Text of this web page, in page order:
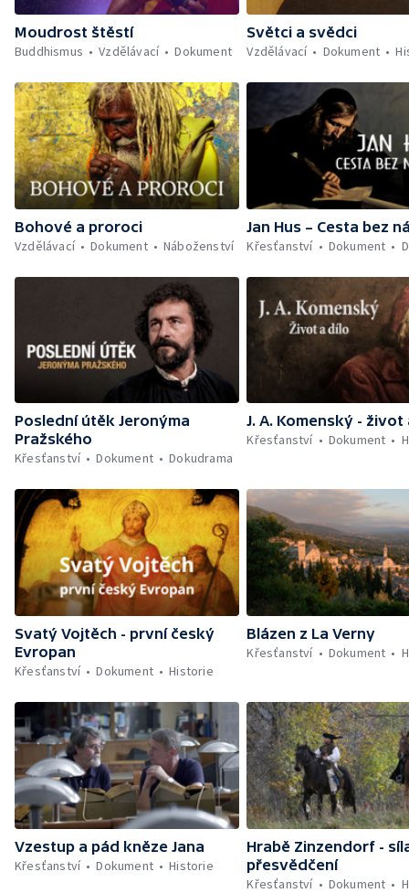
Moudrost štěstí
Buddhismus
Vzdělávací Dokument
Světci a svědci
Vzdělávací
Dokument
Bohové a proroci
Vzdělávací
Dokument Náboženství
Jan Hus – Cesta bez
Křesťanství
Dokument
Poslední útěk Jeronýma
Pražského
Křesťanství
Dokument Dokudrama
J. A. Komenský - život
Křesťanství
Dokument
Svatý Vojtěch - první český
Evropan
Křesťanství
Dokument Historie
Blázen z La Verny
Křesťanství
Dokument
Vzestup a pád kněze Jana
Křesťanství
Dokument Historie
Hrabě Zinzendorf -
přesvědčení
Křesťanství
Dokument